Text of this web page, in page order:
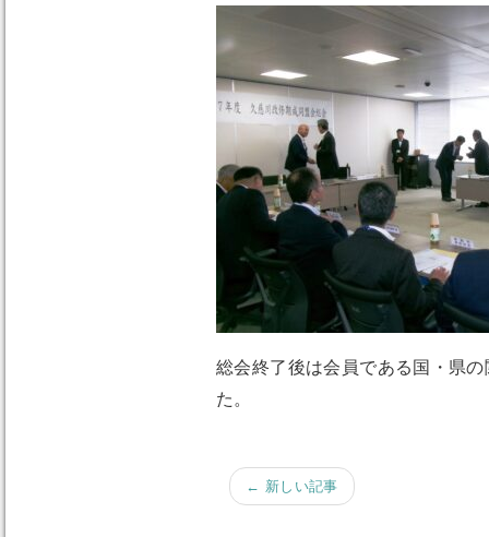
総会終了後は会員である国・県
た。
← 新しい記事